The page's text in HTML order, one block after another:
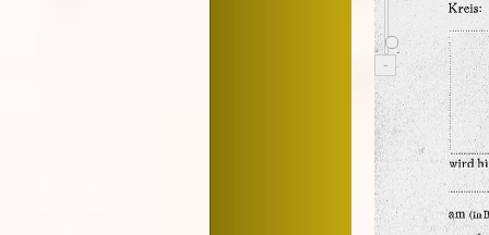
x5engine.utils.location('cartsearch/
-